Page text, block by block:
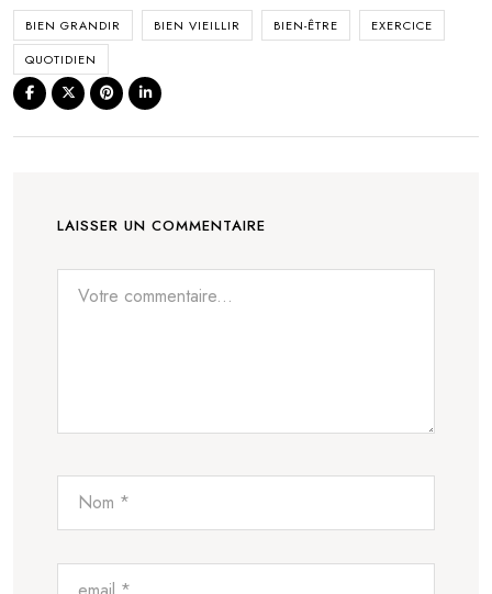
BIEN GRANDIR BIEN VIEILLIR BIEN-ÊTRE
EXERCICE
QUOTIDIEN
LAISSER UN COMMENTAIRE